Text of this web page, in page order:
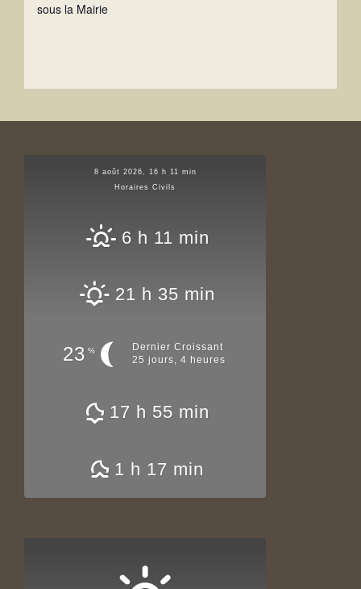
sous la Mairie
8 août 2026, 16 h 11 min
Horaires Civils
6 h 11 min
21 h 35 min
23 %
Dernier Croissant
25 jours, 4 heures
17 h 55 min
1 h 17 min